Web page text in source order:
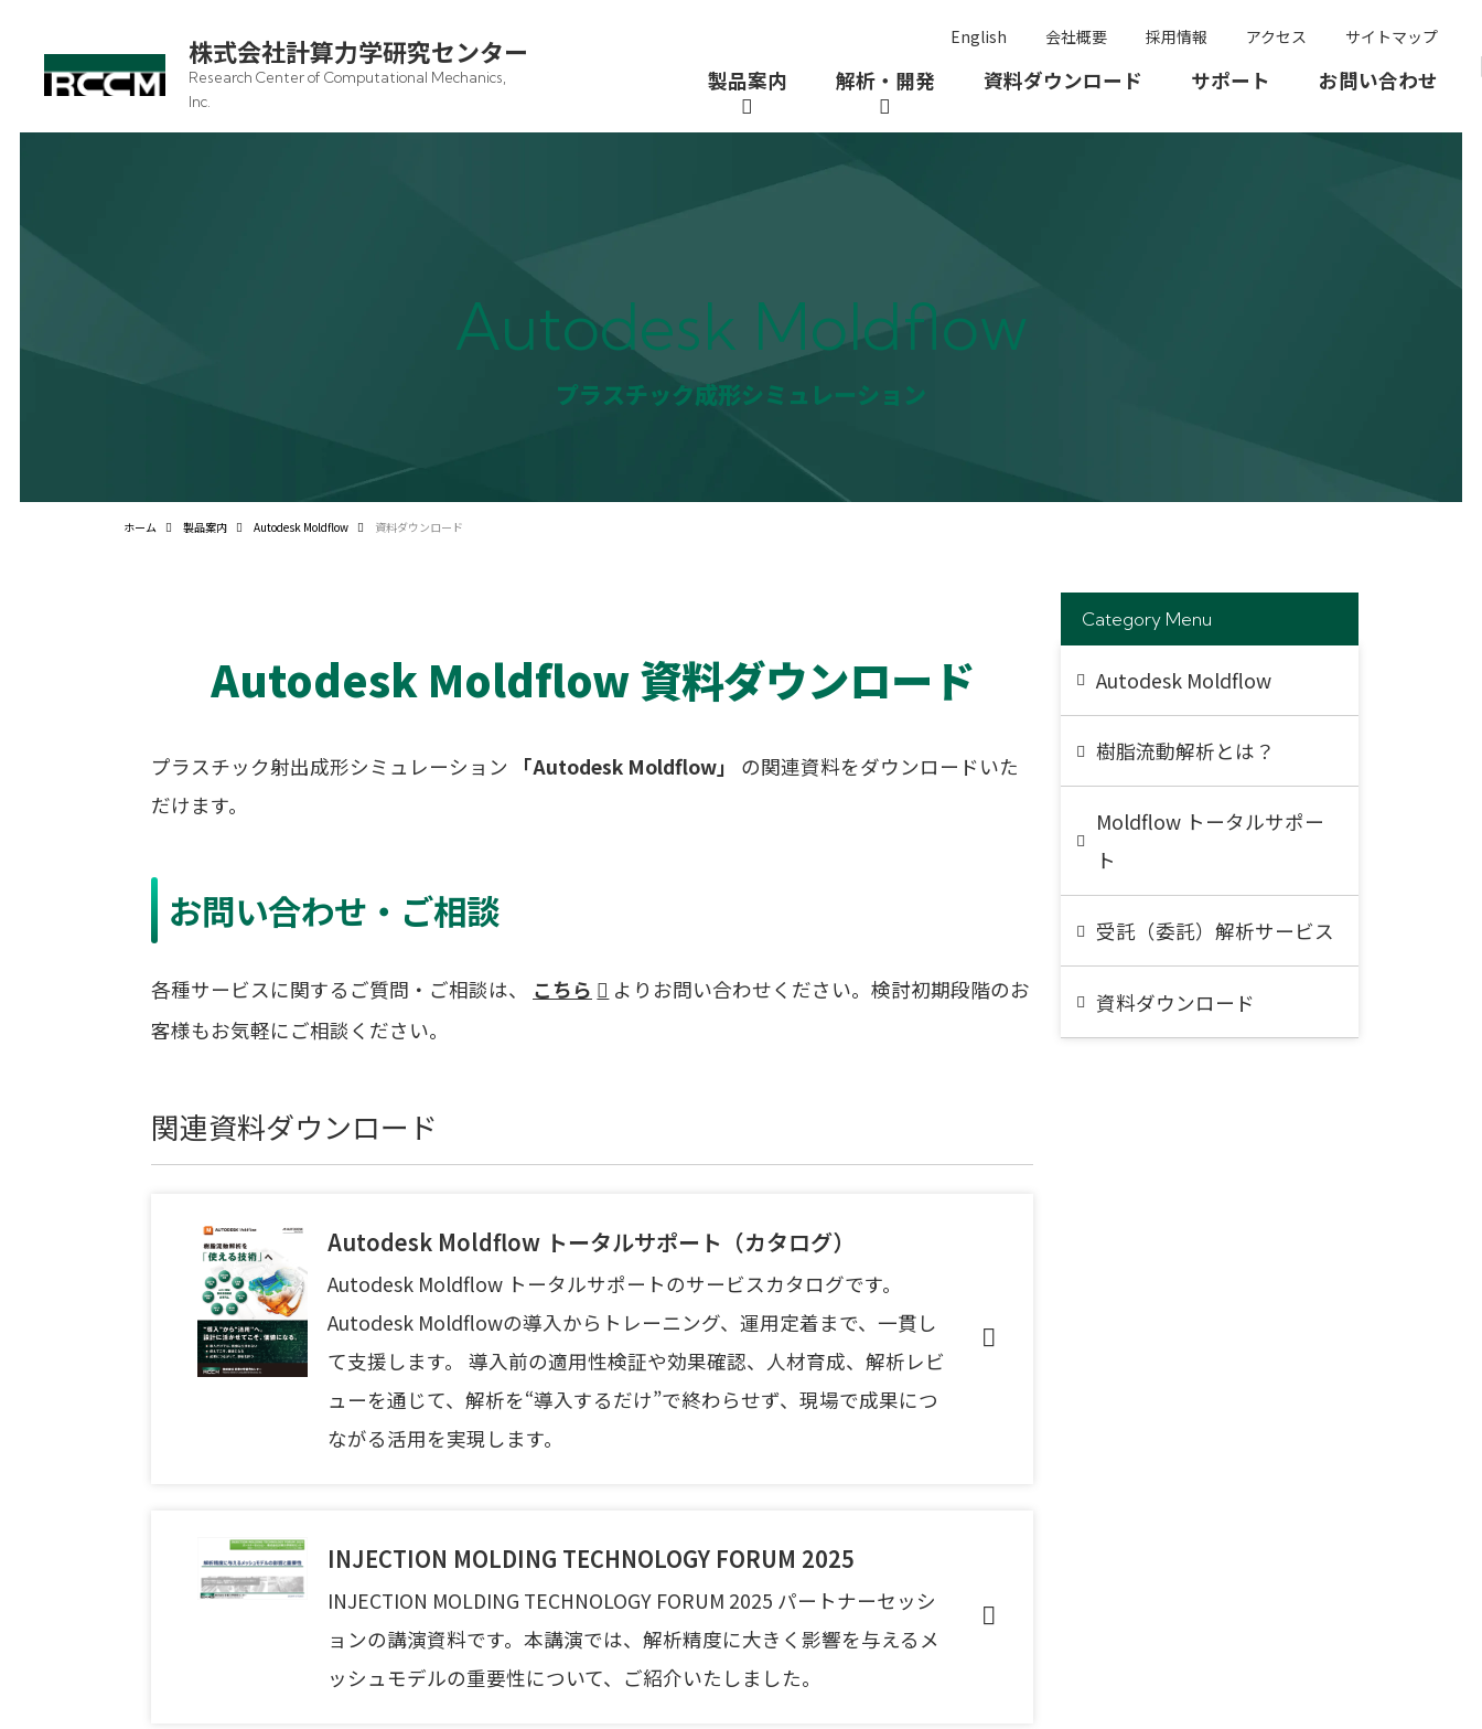
株式会社計算力学研究センター
Research Center of Computational Mechanics,
Inc.
English 会社概要 採用情報 アクセス サイトマップ
製品案内 解析・開発 資料ダウンロード サポート お問い合わせ
Autodesk Moldflow
プラスチック成形シミュレーション
ホーム 製品案内 Autodesk Moldflow 資料ダウンロード
Autodesk Moldflow 資料ダウンロード
プラスチック射出成形シミュレーション 「Autodesk Moldflow」
の関連資料をダウンロードいた
だけます。
お問い合わせ・ご相談
各種サービスに関するご質問・ご相談は、 こちら
よりお問い合わせください。検討初期段階のお
客様もお気軽にご相談ください。
関連資料ダウンロード
Autodesk Moldflow トータルサポート（カタログ）
Autodesk Moldflow トータルサポートのサービスカタログです。
Autodesk Moldflowの導入からトレーニング、運用定着まで、一貫し
て支援します。 導入前の適用性検証や効果確認、人材育成、解析レビ
ューを通じて、解析を“導入するだけ”で終わらせず、現場で成果につ
ながる活用を実現します。
INJECTION MOLDING TECHNOLOGY FORUM 2025
INJECTION MOLDING TECHNOLOGY FORUM 2025 パートナーセッシ
ョンの講演資料です。 本講演では、解析精度に大きく影響を与えるメ
ッシュモデルの重要性について、ご紹介いたしました。
Category Menu
Autodesk Moldflow
樹脂流動解析とは？
Moldflow トータルサポー
ト
受託（委託）解析サービス
資料ダウンロード